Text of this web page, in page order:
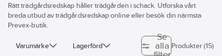
Rätt trädgårdsredskap håller trädgården i schack. Utforska vårt
breda utbud av trädgårdsredskap online eller besök din närmsta
Prevex-butik.
Varumärke Lagerförd
Se
alla Produkter (15)